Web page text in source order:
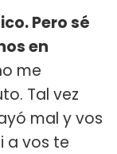
Pero sé
en
me
Tal vez
mal y vos
a vos te